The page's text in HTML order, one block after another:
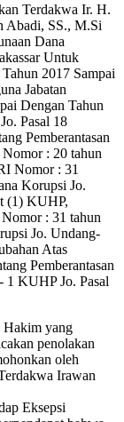
Terdakwa Ir. H.
Abadi, SS., M.Si
Dana
Untuk
2017 Sampai
Jabatan
Dengan Tahun
Pasal 18
Pemberantasan
: 20 tahun
Nomor : 31
Korupsi Jo.
(1) KUHP,
: 31 tahun
Jo. Undang-
Atas
Pemberantasan
1 KUHP Jo. Pasal
yang
penolakan
oleh
Irawan
Eksepsi